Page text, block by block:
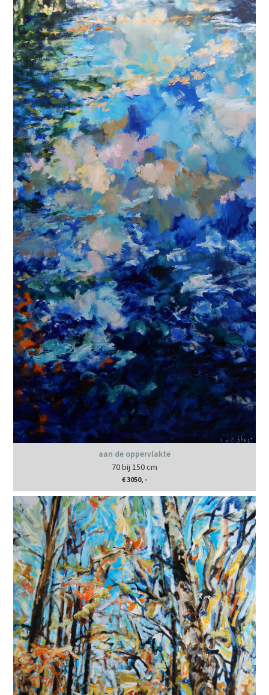
aan de oppervlakte
70 bij 150 cm
€ 3050, -